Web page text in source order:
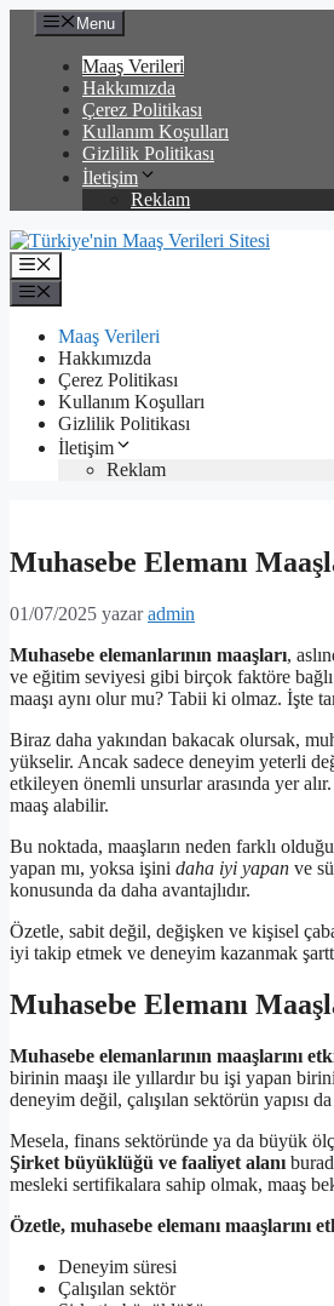
İçeriğe
atla
Menu
Maaş Verileri
Hakkımızda
Çerez Politikası
Kullanım Koşulları
Gizlilik Politikası
İletişim
Reklam
Menü
Maaş Verileri
Hakkımızda
Çerez Politikası
Kullanım Koşulları
Gizlilik Politikası
İletişim
Reklam
Muhasebe Elemanı
01/07/2025 yazaradmin
Muhasebe elemanlarının maaşları,
ve eğitim seviyesi gibi birçok faktöre
maaşı aynı olur mu? Tabii ki olmaz. İşte
Biraz daha yakından bakacak olursak,
yükselir. Ancak sadece deneyim yeterli
etkileyen önemli unsurlar arasında yer
maaş alabilir.
Bu noktada, maaşların neden farklı
yapan mı, yoksa işini daha iyi yapan ve
konusunda da daha avantajlıdır.
Özetle, sabit değil, değişken ve kişisel
iyi takip etmek ve deneyim kazanmak
Muhasebe Elemanı
Muhasebe elemanlarının maaşlarını
birinin maaşı ile yıllardır bu işi yapan
deneyim değil, çalışılan sektörün yapısı
Mesela, finans sektöründe ya da büyük
Şirket büyüklüğü ve faaliyet alanı
mesleki sertifikalara sahip olmak, maaş
Özetle, muhasebe elemanı maaşlarını
Deneyim süresi
Çalışılan sektör